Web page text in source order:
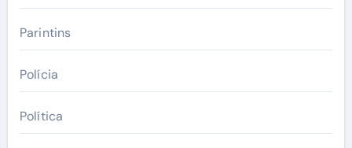
Parintins
Polícia
Política